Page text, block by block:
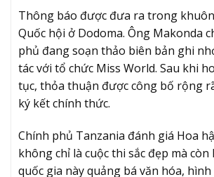
Thông báo được đưa ra trong
Quốc hội ở Dodoma. Ông Makonda
phủ đang soạn thảo biên bản ghi
tác với tổ chức Miss World. Sau khi
tục, thỏa thuận được công bố rộng
ký kết chính thức.
Chính phủ Tanzania đánh giá Hoa
không chỉ là cuộc thi sắc đẹp mà còn
quốc gia này quảng bá văn hóa,